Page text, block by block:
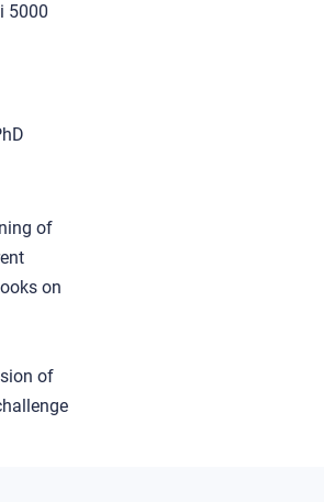
5000
of
on
of